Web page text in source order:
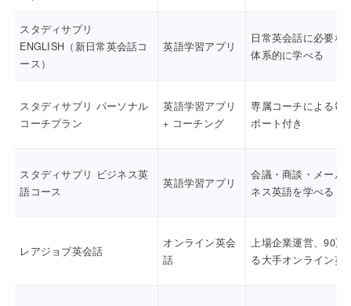
スタディサプリ
ENGLISH（新日常英会話コ
ース）
英語学習アプリ
日常英会話に必要な
体系的に学べる
スタディサプリ パーソナル
コーチプラン
英語学習アプリ
+ コーチング
専属コーチによる毎
ポート付き
スタディサプリ ビジネス英
語コース
英語学習アプリ
会議・商談・メール
ネス英語を学べる
レアジョブ英会話
オンライン英会
話
上場企業運営、90万
る大手オンライン英